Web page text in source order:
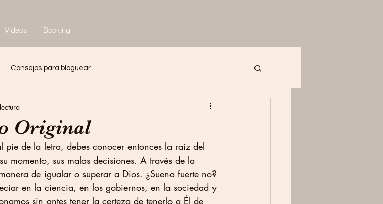
Videos Booking
Consejos para bloguear
Original
de la letra, debes conocer entonces la raíz del
momento, sus malas decisiones. A través de la
de igualar o superar a Dios. ¿Suena fuerte no?
en la ciencia, en los gobiernos, en la sociedad y
sin antes tener la certeza de tenerlo a Él de